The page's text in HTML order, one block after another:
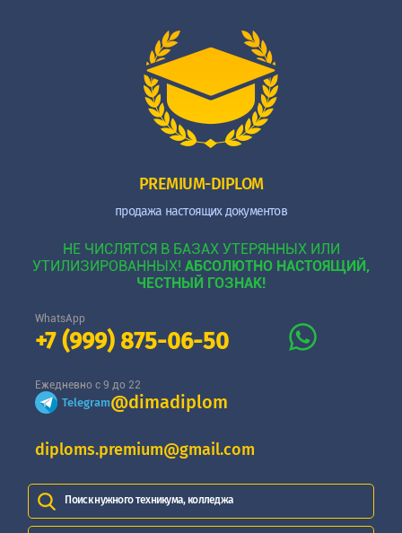
PREMIUM-DIPLOM
продажа настоящих документов
НЕ ЧИСЛЯТСЯ В БАЗАХ УТЕРЯННЫХ ИЛИ
УТИЛИЗИРОВАННЫХ! АБСОЛЮТНО НАСТОЯЩИЙ,
ЧЕСТНЫЙ ГОЗНАК!
WhatsApp
+7 (999) 875-06-50
Ежедневно с 9 до 22
Telegram@dimadiplom
diploms.premium@gmail.com
Поиск нужного техникума, колледжа